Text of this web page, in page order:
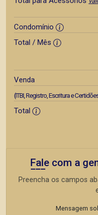
Condomínio
Total / Mês
Venda
(ITBI, Registro, Escritura e
Total
Fale com a
Preencha os campos
Mensagem